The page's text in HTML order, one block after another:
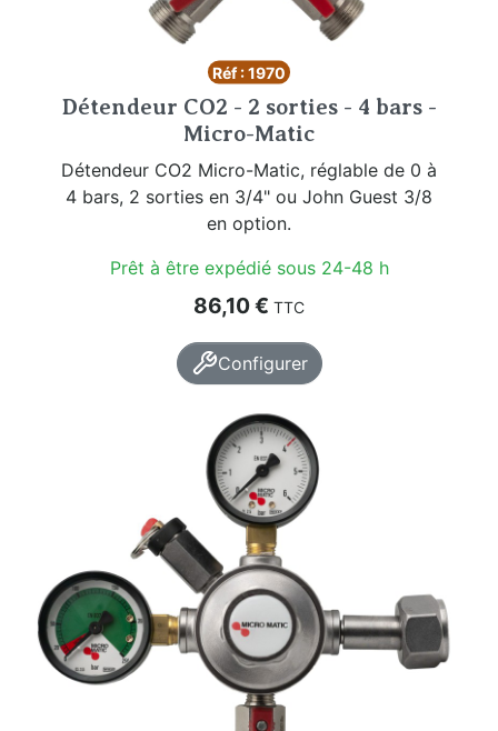
Réf : 1970
Détendeur CO2 - 2 sorties - 4 bars -
Micro-Matic
Détendeur CO2 Micro-Matic, réglable de 0 à
4 bars, 2 sorties en 3/4" ou John Guest 3/8
en option.
Prêt à être expédié sous 24-48 h
Prix
86,10 € TTC
Configurer